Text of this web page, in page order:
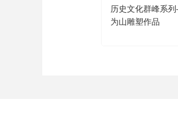
历史文化群峰系
为山雕塑作品